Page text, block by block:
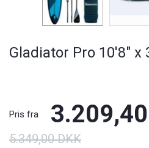
Gladiator Pro 10'8" x
Pris fra
5.349,00 DKK